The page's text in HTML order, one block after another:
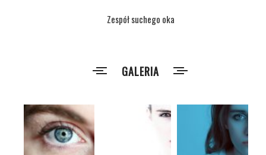
Zespół suchego oka
GALERIA